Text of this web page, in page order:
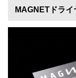
MAGNETドライ